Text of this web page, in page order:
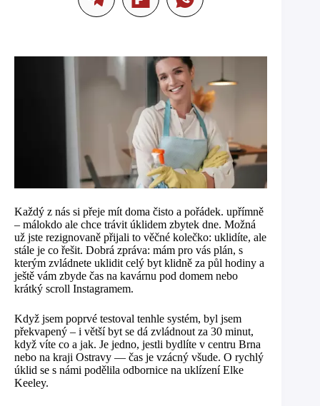
Každý z nás si přeje mít doma čisto a pořádek. upřímně
– málokdo ale chce trávit úklidem zbytek dne. Možná
už jste rezignovaně přijali to věčné kolečko: uklidíte, ale
stále je co řešit. Dobrá zpráva: mám pro vás plán, s
kterým zvládnete uklidit celý byt klidně za půl hodiny a
ještě vám zbyde čas na kavárnu pod domem nebo
krátký scroll Instagramem.
Když jsem poprvé testoval tenhle systém, byl jsem
překvapený – i větší byt se dá zvládnout za 30 minut,
když víte co a jak. Je jedno, jestli bydlíte v centru Brna
nebo na kraji Ostravy — čas je vzácný všude. O rychlý
úklid se s námi podělila odbornice na uklízení Elke
Keeley.